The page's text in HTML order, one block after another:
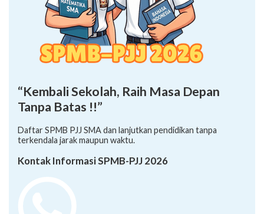
“Kembali Sekolah, Raih Masa Depan
Tanpa Batas !!”
Daftar SPMB PJJ SMA dan lanjutkan pendidikan tanpa
terkendala jarak maupun waktu.
Kontak Informasi SPMB-PJJ 2026